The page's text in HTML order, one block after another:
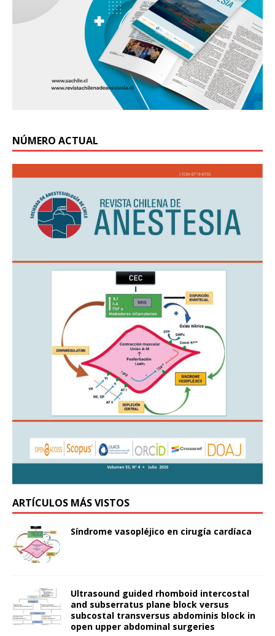
NÚMERO ACTUAL
ARTÍCULOS MÁS VISTOS
Síndrome vasopléjico en cirugía cardíaca
Ultrasound guided rhomboid intercostal
and subserratus plane block versus
subcostal transversus abdominis block in
open upper abdominal surgeries